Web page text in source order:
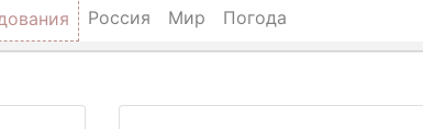
Россия Мир Погода